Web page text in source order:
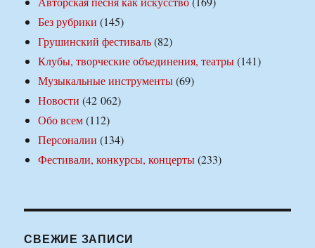
Без рубрики (145)
Грушинский фестиваль(82)
Клубы, творческие объединения, театры(141)
Музыкальные инструменты(69)
Новости (42 062)
Обо всем(112)
Персоналии (134)
Фестивали, конкурсы, концерты(233)
СВЕЖИЕ ЗАПИСИ